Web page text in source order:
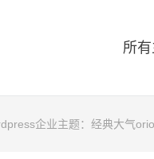
所
企业主题：经典大气